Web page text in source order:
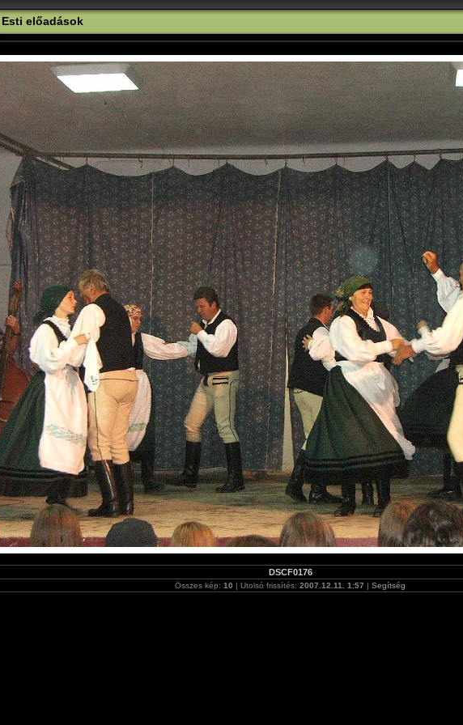
Esti előadások
DSCF0176
Összes kép:10 | Utolsó frissítés:2007.12.11. 1:57 |Segítség